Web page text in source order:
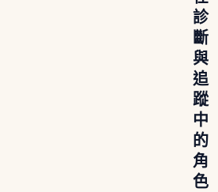
診
斷
與
追
蹤
中
的
角
色